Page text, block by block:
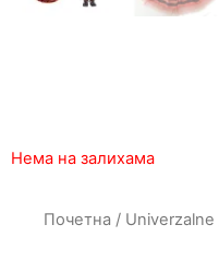
Нема на залихама
Почетна / Univerzalne